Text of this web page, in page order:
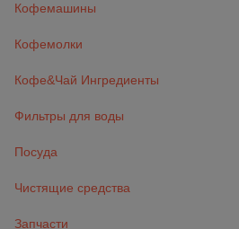
Кофемашины
Кофемолки
Кофе&Чай Ингредиенты
Фильтры для воды
Посуда
Чистящие средства
Запчасти